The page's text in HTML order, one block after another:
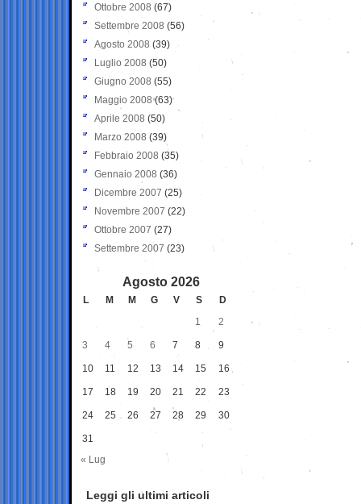
Ottobre 2008 (67)
Settembre 2008 (56)
Agosto 2008 (39)
Luglio 2008 (50)
Giugno 2008 (55)
Maggio 2008(63)
Aprile 2008 (50)
Marzo 2008 (39)
Febbraio 2008 (35)
Gennaio 2008 (36)
Dicembre 2007 (25)
Novembre 2007 (22)
Ottobre 2007 (27)
Settembre 2007 (23)
Agosto 2026
L M M G V S
D
1
2
3 4 5 6 7 8 9
10 11 12 13 14 15 16
17 18 19 20 21 22 23
24 25 26 27 28 29 30
31
« Lug
Leggi gli ultimi articoli